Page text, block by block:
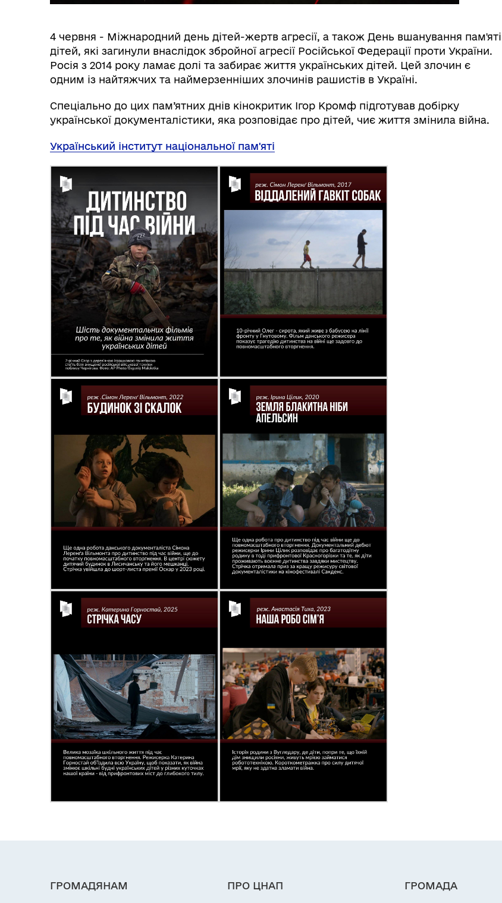
Категорії заяв для подання до
Реєстру збитків України
Репарації: міжнародний
Реєстр збитків
Повідомити про пошкоджене
майно
Ветеран PRO
4 червня - Міжнародний день дітей-жертв агресії, а також День вшанування пам'яті
дітей, які загинули внаслідок збройної агресії Російської Федерації проти України.
Росія з 2014 року ламає долі та забирає життя українських дітей. Цей злочин є
одним із найтяжчих та наймерзенніших злочинів рашистів в Україні.
Спеціально до цих пам’ятних днів кінокритик Ігор Кромф підготував добірку
української документалістики, яка розповідає про дітей, чиє життя змінила війна.
Український інститут національної пам'яті
ГРОМАДЯНАМ ПРО ЦНАП ГРОМАДА